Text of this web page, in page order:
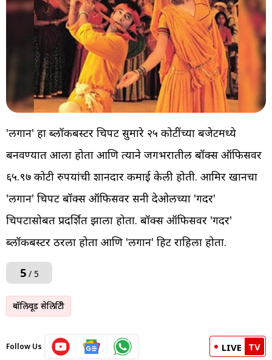
'लगान' हा ब्लॉकबस्टर चित्रपट सुमारे २५ कोटींच्या बजेटमध्ये
बनवण्यात आला होता आणि त्याने जगभरातील बॉक्स ऑफिसवर
६५.९७ कोटी रुपयांची शानदार कमाई केली होती. आमिर खानचा
'लगान' चित्रपट बॉक्स ऑफिसवर सनी देओलच्या 'गदर'
चित्रपटासोबत प्रदर्शित झाला होता. बॉक्स ऑफिसवर 'गदर'
ब्लॉकबस्टर ठरला होता आणि 'लगान' हिट राहिला होता.
5/ 5
बॉलिवूड सेलिब्रिटी
Follow Us LIVE TV